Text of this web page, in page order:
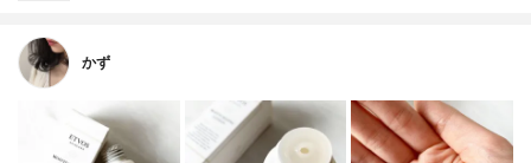
かず